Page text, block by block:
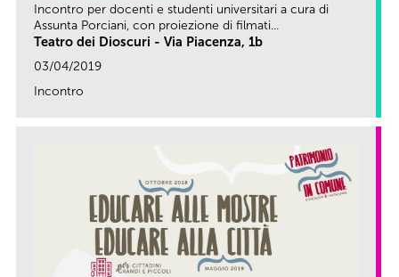
Incontro per docenti e studenti universitari a cura di
Assunta Porciani, con proiezione di filmati...
Teatro dei Dioscuri - Via Piacenza, 1b
03/04/2019
Incontro